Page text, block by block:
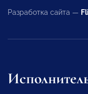
Разработка сайта —